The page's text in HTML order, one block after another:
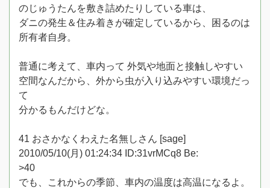
のじゅうたんを敷き詰めたりしている車は、
ダニの発生＆住み着きが確定しているから、困るのは
所有者自身。
普通に考えて、車内って 外気や地面と接触しやすい
空間なんだから、外から虫が入り込みやすい環境だっ
て
分かるもんだけどな。
41 おさかなくわえた名無しさん [sage]
2010/05/10(月) 01:24:34 ID:31vrMCq8 Be:
>40
でも、これからの季節、車内の温度は高温になるよ。